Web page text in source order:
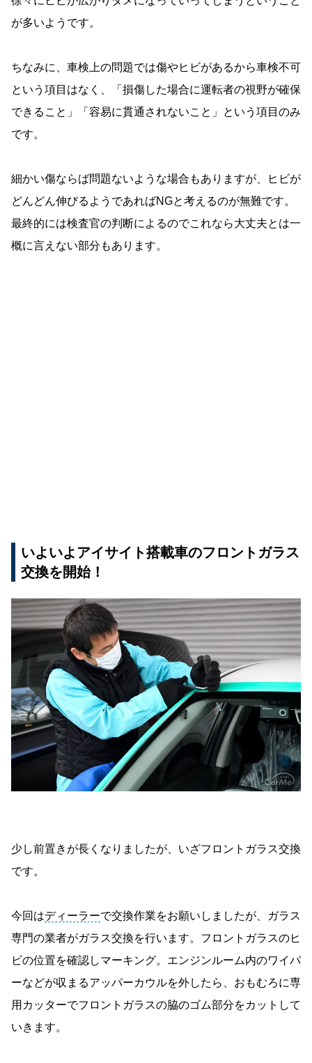
が多いようです。
ちなみに、車検上の問題では傷やヒビがあるから車検不可
という項目はなく、「損傷した場合に運転者の視野が確保
できること」「容易に貫通されないこと」という項目のみ
です。
細かい傷ならば問題ないような場合もありますが、ヒビが
どんどん伸びるようであればNGと考えるのが無難です。
最終的には検査官の判断によるのでこれなら大丈夫とは一
概に言えない部分もあります。
いよいよアイサイト搭載車のフロントガラス
交換を開始！
少し前置きが長くなりましたが、いざフロントガラス交換
です。
今回はディーラーで交換作業をお願いしましたが、ガラス
専門の業者がガラス交換を行います。フロントガラスのヒ
ビの位置を確認しマーキング。エンジンルーム内のワイパ
ーなどが収まるアッパーカウルを外したら、おもむろに専
用カッターでフロントガラスの脇のゴム部分をカットして
いきます。